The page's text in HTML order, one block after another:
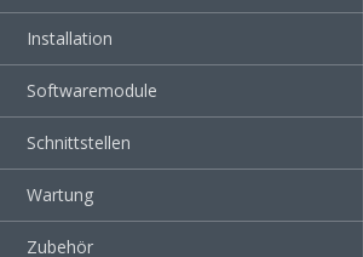
Installation
Softwaremodule
Schnittstellen
Wartung
Zubehör